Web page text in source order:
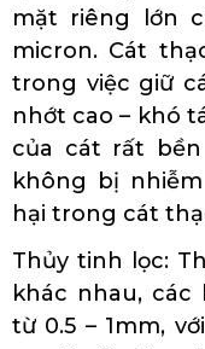
mặt riêng lớn
micron. Cát
trong việc giữ
nhớt cao – khó
của cát rất
không bị
hại trong cát
Thủy tinh lọc:
khác nhau,
từ 0.5 – 1mm,